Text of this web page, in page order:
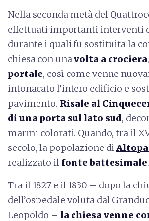
Nella seconda metà del
effettuati importanti interventi
durante i quali fu sostituita la
chiesa con unavolta a crociera
portale, così come venne
intonacato l’intero edificio e
pavimento. Risale al
di una porta sul lato sud,
marmi colorati. Quando, tra il
secolo, la popolazione di
realizzato il fonte battesimale.
Tra il 1827 e il 1830 – dopo la
dell’ospedale voluta dal
Leopoldo – la chiesa venne